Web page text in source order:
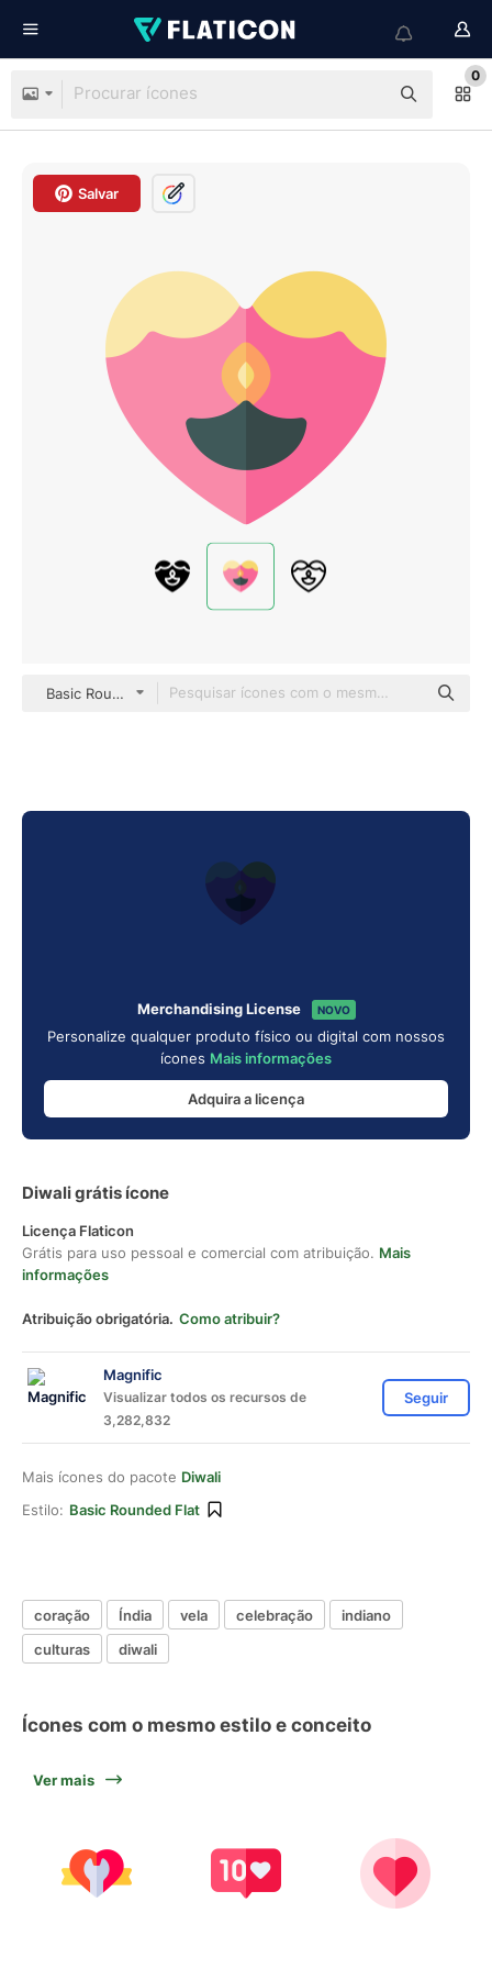
0
Salvar
Basic Rounded Flat
Merchandising License NOVO
Personalize qualquer produto físico ou digital com nossos
ícones Mais informações
Adquira a licença
Diwali grátis ícone
Licença Flaticon
Grátis para uso pessoal e comercial com atribuição. Mais
informações
Atribuição obrigatória. Como atribuir?
Magnific
Visualizar todos os recursos de
3,282,832
Seguir
Mais ícones do pacote Diwali
Estilo: Basic Rounded Flat
coração Índia vela celebração
indiano
culturas
diwali
Ícones com o mesmo estilo e conceito
Ver mais